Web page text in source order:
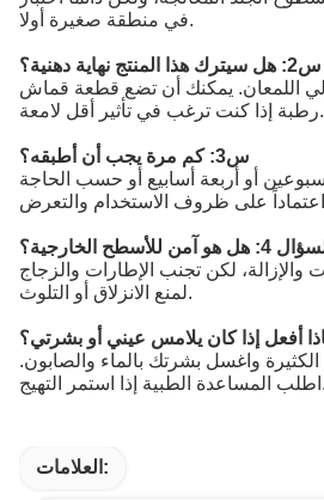
في منطقة صغيرة أولا.
س2: هل سيترك هذا المنتج نهاية دهنية؟
اللمعان. يمكنك أن تضع قطعة قماش
رطبة إذا كنت ترغب في تأثير أقل لامعة.
س3: كم مرة يجب أن أطبقه؟
أو أربعة أسابيع أو حسب الحاجة
هل هو آمن للأسطح الخارجية؟
والإزالة، لكن تجنب الإطارات والزجاج
لمنع الانزلاق أو التلوث.
واغسل بشرتك بالماء والصابون.
اطلب المساعدة الطبية إذا استمر التهيج.
العلامات: